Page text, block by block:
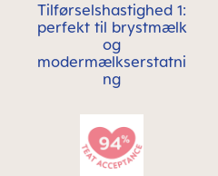
Tilførselshastighed 1:
perfekt til brystmælk
og
modermælkserstatni
ng